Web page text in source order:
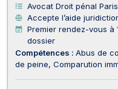
Avocat Droit pénal Paris
Accepte l’aide
Premier rendez-vous à
dossier
Compétences : Abus de
de peine Comparution